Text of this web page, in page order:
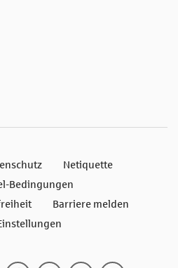
Netiquette
Bedingungen
Barriere melden